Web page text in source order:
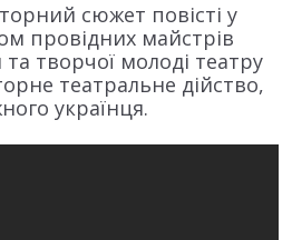
сюжет повісті у
провідних майстрів
та творчої молоді театру
театральне дійство,
українця.